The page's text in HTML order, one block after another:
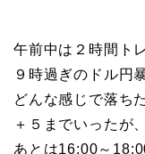
午前中は２時間ト
９時過ぎのドル円
どんな感じで落ち
＋５までいったが
あとは16:00～